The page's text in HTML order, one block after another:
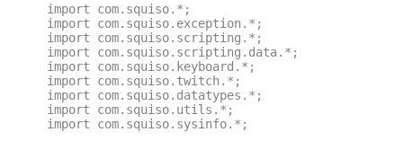
import com.squiso.*;
import com.squiso.exception.*;
import com.squiso.scripting.*;
import com.squiso.scripting.data.*;
import com.squiso.keyboard.*;
import com.squiso.twitch.*;
import com.squiso.datatypes.*;
import com.squiso.utils.*;
import com.squiso.sysinfo.*;